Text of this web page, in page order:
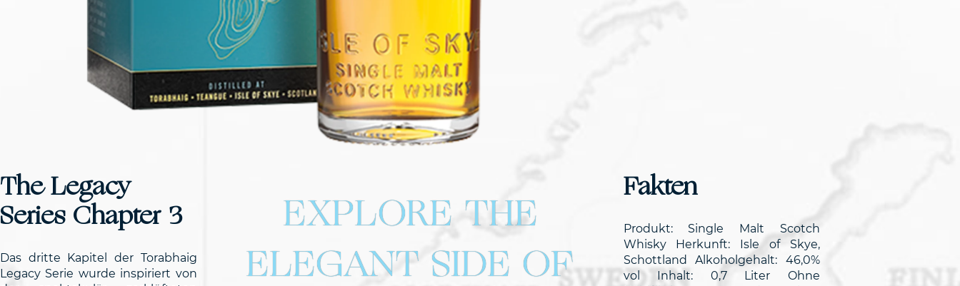
The Legacy
Series Chapter 3
Das dritte Kapitel der Torabhaig
Legacy Serie wurde inspiriert von
EXPLORE THE
ELEGANT SIDE OF
Fakten
Produkt: Single Malt Scotch
Whisky Herkunft: Isle of Skye,
Schottland Alkoholgehalt: 46,0%
vol Inhalt: 0,7 Liter Ohne